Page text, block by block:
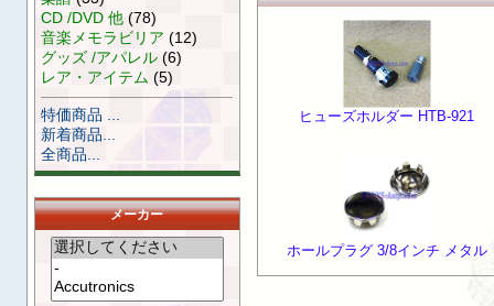
CD /DVD 他 (78)
音楽メモラビリア (12)
グッズ /アパレル (6)
レア・アイテム (5)
特価商品 ...
新着商品...
全商品...
メーカー
ヒューズホルダー HTB-921
ホールプラグ 3/8インチ メタル